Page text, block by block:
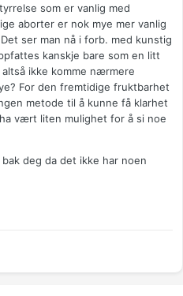
som er vanlig med
aborter er nok mye mer vanlig
ser man nå i forb. med kunstig
kanskje bare som en litt
ikke komme nærmere
For den fremtidige fruktbarhet
metode til å kunne få klarhet
vært liten mulighet for å si noe
deg da det ikke har noen